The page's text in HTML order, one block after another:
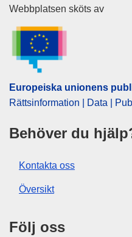
Europeiska
Webbplatsen sköts av
Europeiska unionens
Rättsinformation | Data |
Behöver du
Kontakta oss
Översikt
Följ oss